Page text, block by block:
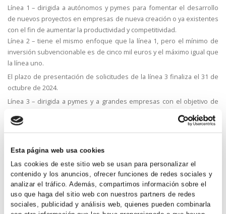
Esta página web usa cookies
Las cookies de este sitio web se usan para personalizar el
contenido y los anuncios, ofrecer funciones de redes sociales y
analizar el tráfico. Además, compartimos información sobre el
uso que haga del sitio web con nuestros partners de redes
sociales, publicidad y análisis web, quienes pueden combinarla
Línea 1 – dirigida a autónomos y pymes para fomentar el desarrollo
de nuevos proyectos en empresas de nueva creación o ya existentes
con el fin de aumentar la productividad y competitividad.
Línea 2 – tiene el mismo enfoque que la línea 1, pero el mínimo de
inversión subvencionable es de cinco mil euros y el máximo igual que
la línea uno.
El plazo de presentación de solicitudes de la línea 3 finaliza el 31 de
octubre de 2024.
Línea 3 – dirigida a pymes y a grandes empresas con el objetivo de
económica.
Esperamos que sea de su interés.